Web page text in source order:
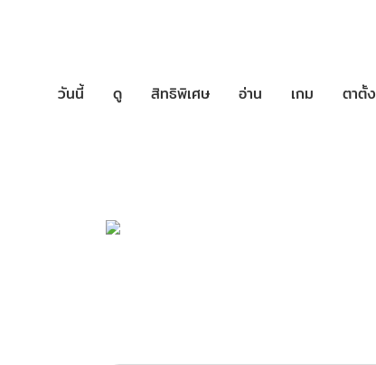
วันนี้ ดู สิทธิพิเศษ อ่าน เกม ตาตั้ง